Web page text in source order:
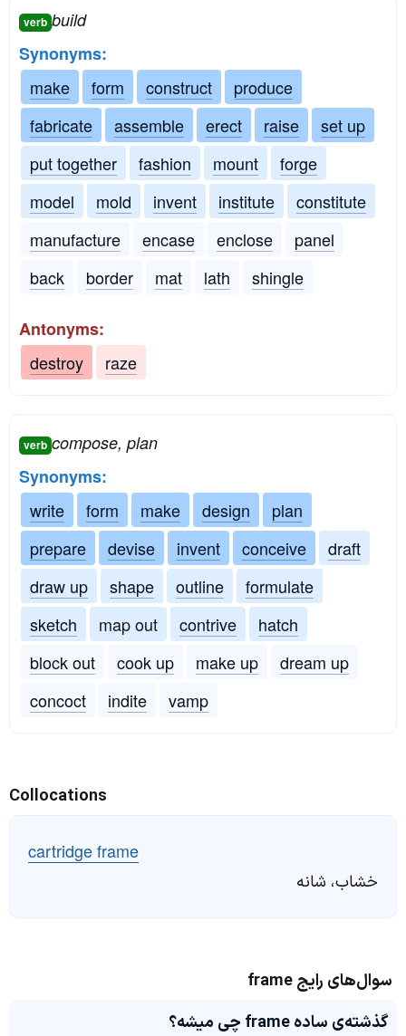
verb build
Synonyms:
make
form construct
produce
fabricate
assemble erect raise
set up
put together
fashion mount
forge
model
mold invent institute
constitute
manufacture
encase enclose
panel
back
border mat lath shingle
Antonyms:
destroy
raze
verb compose, plan
Synonyms:
write
form make design
plan
prepare
devise invent conceive
draft
draw up
shape outline
formulate
sketch
map out contrive
hatch
block out
cook up make up
dream up
concoct
indite vamp
Collocations
cartridge frame
خشاب، شانه
سوال‌های رایج frame
گذشته‌ی ساده frame چی میشه؟